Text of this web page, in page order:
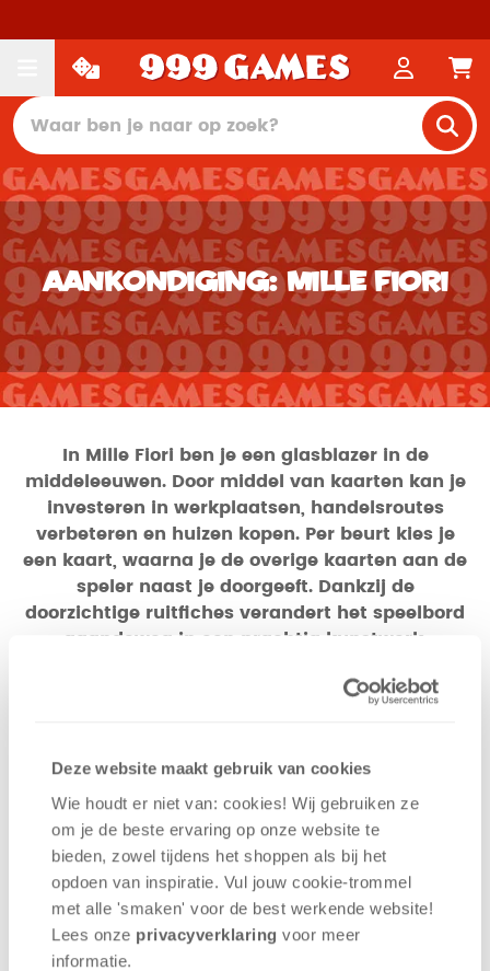
Deze website maakt gebruik van cookies
Wie houdt er niet van: cookies! Wij gebruiken ze
om je de beste ervaring op onze website te
bieden, zowel tijdens het shoppen als bij het
opdoen van inspiratie. Vul jouw cookie-trommel
met alle 'smaken' voor de best werkende website​!
Lees onze privacyverklaring voor meer
informatie.
Aankondiging: Mille Fiori
In Mille Fiori ben je een glasblazer in de
middeleeuwen. Door middel van kaarten kan je
investeren in werkplaatsen, handelsroutes
verbeteren en huizen kopen. Per beurt kies je
een kaart, waarna je de overige kaarten aan de
speler naast je doorgeeft. Dankzij de
doorzichtige ruitfiches verandert het speelbord
gaandeweg in een prachtig kunstwerk.
Het speelbord van Mille Fiori is in 5 verschillende
voor verschillende fases in de wereld van de
glas wordt geproduceerd. Huizen zijn plekken waar
het glas wordt ingezet. Handelshuizen verkopen het
glas en de haven zorgt voor export. Ook is er een
categorie met personen, met daarin mensen die je
ruimtes waarop je ruitfiches kunt leggen, waarmee